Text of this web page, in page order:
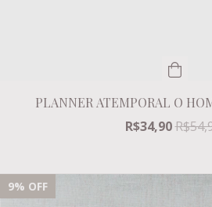
PLANNER ATEMPORAL O
R$34,90
9% OFF